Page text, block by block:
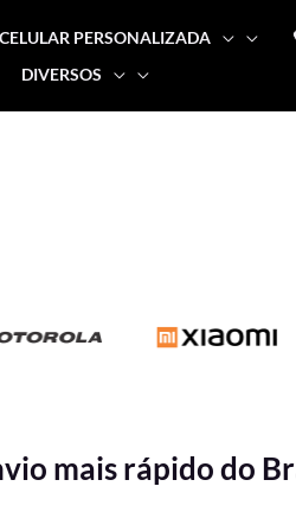
PERSONALIZADA
DIVERSOS
mais rápido do